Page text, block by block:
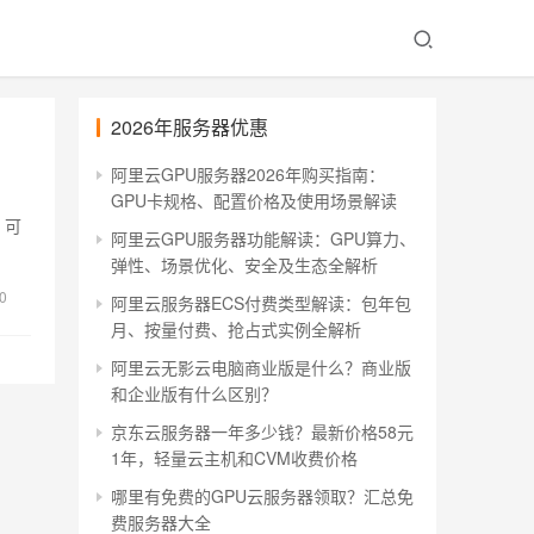
可
2026年服务器优惠
阿里云GPU服务器2026年购买指南：
GPU卡规格、配置价格及使用场景解读
阿里云GPU服务器功能解读：GPU算力、
弹性、场景优化、安全及生态全解析
阿里云服务器ECS付费类型解读：包年包
月、按量付费、抢占式实例全解析
阿里云无影云电脑商业版是什么？商业版
和企业版有什么区别？
京东云服务器一年多少钱？最新价格58元
1年，轻量云主机和CVM收费价格
哪里有免费的GPU云服务器领取？汇总免
费服务器大全